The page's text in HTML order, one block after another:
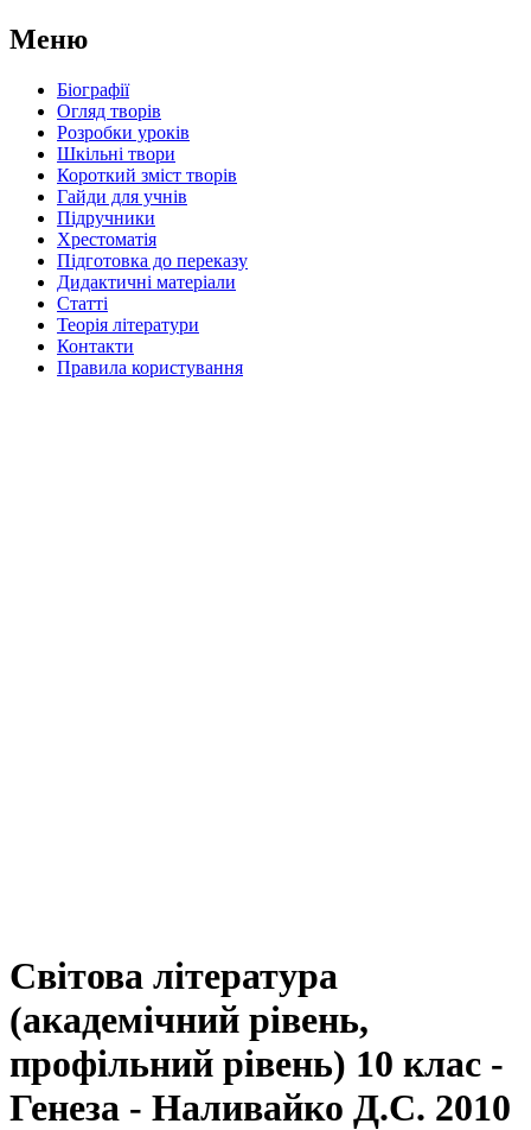
Меню
Біографії
Огляд творів
Розробки уроків
Шкільні твори
Короткий зміст творів
Гайди для учнів
Підручники
Хрестоматія
Підготовка до переказу
Дидактичні матеріали
Статті
Теорія літератури
Контакти
Правила користування
Світова література
(академічний рівень,
профільний рівень) 10 клас -
Генеза - Наливайко Д.С. 2010